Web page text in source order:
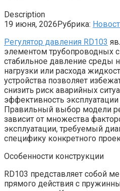
Description
19 июня, 2026Рубрика:
Регулятор давления RD103
элементом трубопроводных
стабильное давление среды
нагрузки или расхода
устройства позволяет
снизить риск аварийных
эффективность
Правильный выбор модели
зависит от множества
эксплуатации, требуемый
специфику конкретного
Особенности конструкции
RD103 представляет собой
прямого действия с